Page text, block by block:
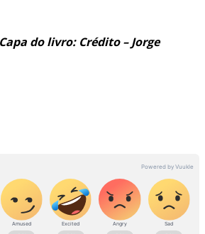
do livro: Crédito – Jorge